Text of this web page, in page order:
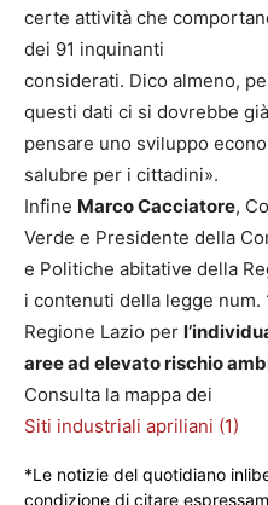
certe attività che
dei 91 inquinanti
considerati. Dico almeno,
questi dati ci si dovrebbe
pensare uno sviluppo
salubre per i cittadini».
Infine Marco Cacciatore,
Verde e Presidente della
e Politiche abitative della
i contenuti della legge num.
Regione Lazio per
aree ad elevato rischio
Consulta la mappa dei
Siti industriali apriliani (1)
*Le notizie del quotidiano
condizione di citare